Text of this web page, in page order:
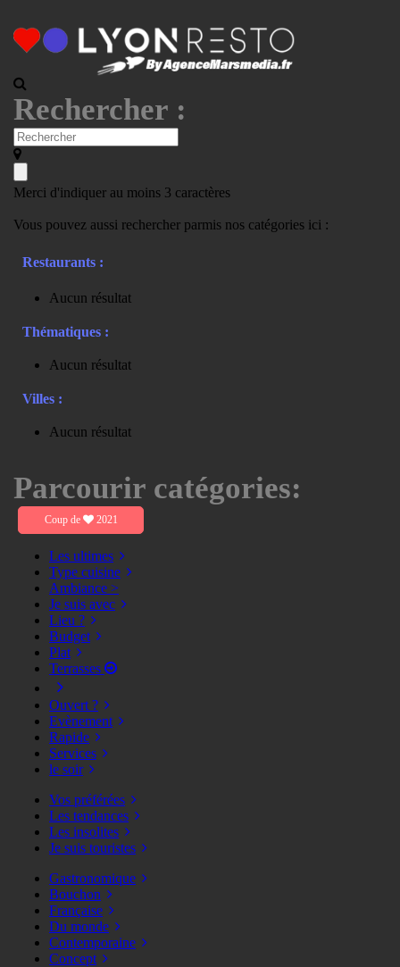
Rechercher :
Merci d'indiquer au moins 3 caractères
Vous pouvez aussi rechercher parmis nos catégories ici :
Restaurants :
Aucun résultat
Thématiques :
Aucun résultat
Villes :
Aucun résultat
Parcourir catégories:
Coup de 2021
Les ultimes
Type cuisine
Ambiance >
Je suis avec
Lieu ?
Budget
Plat
Terrasses
Ouvert ?
Evènement
Rapide
Services
le soir
Vos préférées
Les tendances
Les insolites
Je suis touristes
Gastronomique
Bouchon
Française
Du monde
Contemporaine
Concept